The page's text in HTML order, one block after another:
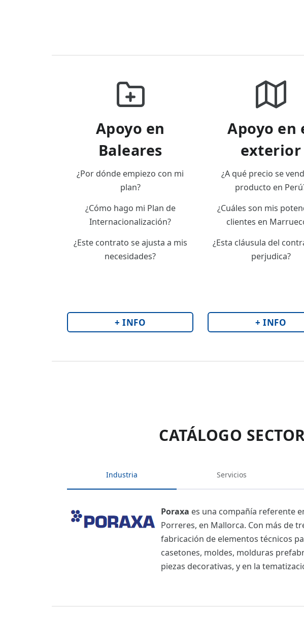
Apoyo en
Baleares
¿Por dónde empiezo con mi
plan?
¿Cómo hago mi Plan de
Internacionalización?
¿Este contrato se ajusta a mis
necesidades?
Apoyo en
exterior
¿A qué precio se
producto en
¿Cuáles son mis
clientes en
¿Esta cláusula del
perjudica?
+ INFO + INFO
CATÁLOGO
Industria Servicios
Poraxa es una compañía referente
Porreres, en Mallorca. Con más de
fabricación de elementos técnicos
casetones, moldes, molduras
piezas decorativas, y en la